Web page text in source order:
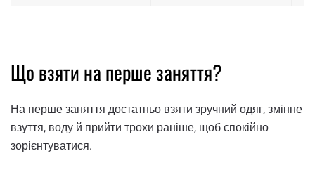
Що взяти на перше заняття?
На перше заняття достатньо взяти зручний одяг, змінне
взуття, воду й прийти трохи раніше, щоб спокійно
зорієнтуватися.